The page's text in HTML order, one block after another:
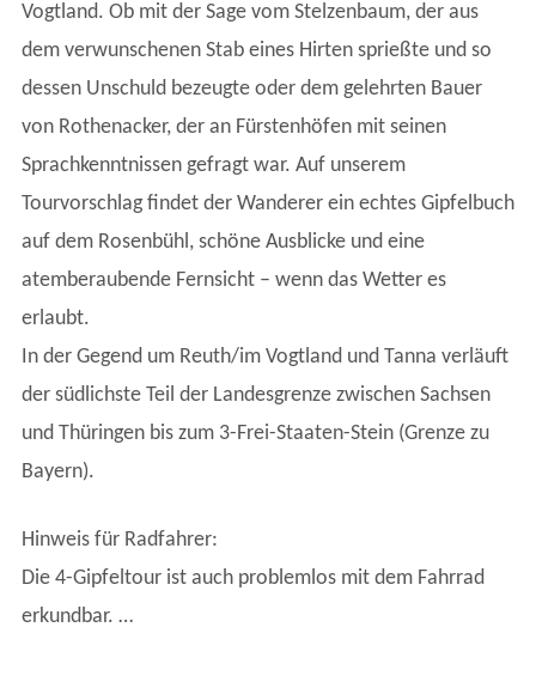
Vogtland. Ob mit der Sage vom Stelzenbaum, der aus
dem verwunschenen Stab eines Hirten sprießte und so
dessen Unschuld bezeugte oder dem gelehrten Bauer
von Rothenacker, der an Fürstenhöfen mit seinen
Sprachkenntnissen gefragt war. Auf unserem
Tourvorschlag findet der Wanderer ein echtes Gipfelbuch
auf dem Rosenbühl, schöne Ausblicke und eine
atemberaubende Fernsicht – wenn das Wetter es
erlaubt.
In der Gegend um Reuth/im Vogtland und Tanna verläuft
der südlichste Teil der Landesgrenze zwischen Sachsen
und Thüringen bis zum 3-Frei-Staaten-Stein (Grenze zu
Bayern).
Hinweis für Radfahrer:
Die 4-Gipfeltour ist auch problemlos mit dem Fahrrad
erkundbar. …